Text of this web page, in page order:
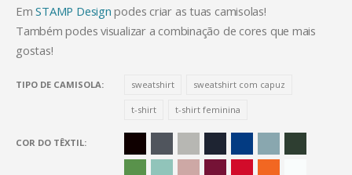
EmSTAMP Design podes criar as tuas camisolas!
Também podes visualizar a combinação de cores que mais
gostas!
TIPO DE CAMISOLA sweatshirt sweatshirt com capuz
t-shirt t-shirt feminina
COR DO TÊXTIL